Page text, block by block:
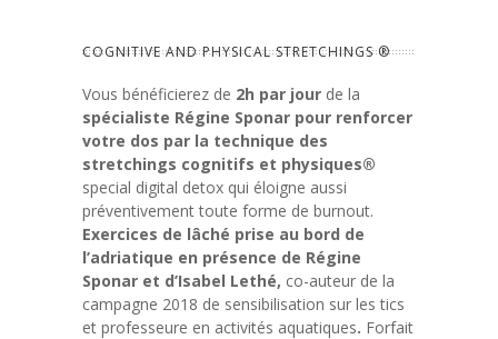
COGNITIVE AND PHYSICAL STRETCHINGS ®
Vous bénéficierez de 2h par jour de la
spécialiste Régine Sponar pour renforcer
votre dos par la technique des
stretchings cognitifs et physiques®
special digital detox qui éloigne aussi
préventivement toute forme de burnout.
Exercices de lâché prise au bord de
l’adriatique en présence de Régine
Sponar et d’Isabel Lethé, co-auteur de la
campagne 2018 de sensibilisation sur les tics
et professeure en activités aquatiques. Forfait